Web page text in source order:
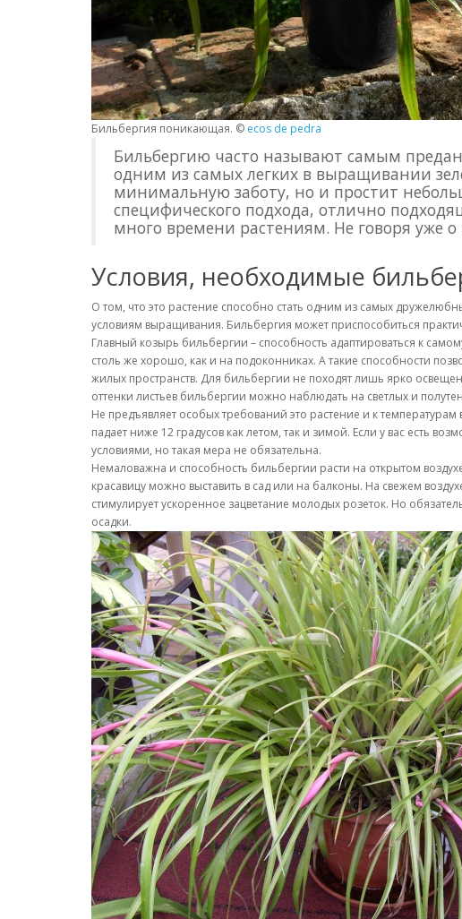
Бильбергия поникающая. © ecos de pedra
Бильбергию часто называют самым
одним из самых легких в выращивании
минимальную заботу, но и простит
специфического подхода, отлично
много времени растениям. Не говоря уже
Условия, необходимые
О том, что это растение способно стать одним из самых
условиям выращивания. Бильбергия может приспособиться
Главный козырь бильбергии – способность адаптироваться к
столь же хорошо, как и на подоконниках. А такие способности
жилых пространств. Для бильбергии не походят лишь ярко
оттенки листьев бильбергии можно наблюдать на светлых и
Не предъявляет особых требований это растение и к
падает ниже 12 градусов как летом, так и зимой. Если у вас есть
условиями, но такая мера не обязательна.
Немаловажна и способность бильбергии расти на открытом
красавицу можно выставить в сад или на балконы. На свежем
стимулирует ускоренное зацветание молодых розеток. Но
осадки.